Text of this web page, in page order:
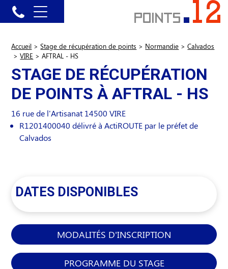
Accueil > Stage de récupération de points > Normandie > Calvados
> VIRE > AFTRAL - HS
STAGE DE RÉCUPÉRATION
DE POINTS À AFTRAL - HS
16 rue de l'Artisanat 14500 VIRE
R1201400040 délivré à ActiROUTE par le préfet de
Calvados
DATES DISPONIBLES
MODALITÉS D'INSCRIPTION
PROGRAMME DU STAGE